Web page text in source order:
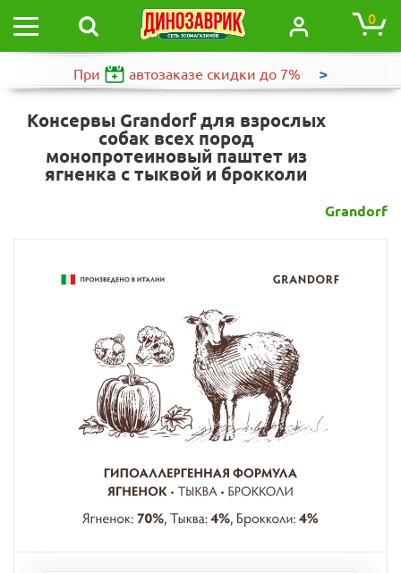
0
При автозаказе скидки до 7% >
Консервы Grandorf для взрослых
собак всех пород
монопротеиновый паштет из
ягненка с тыквой и брокколи
Grandorf